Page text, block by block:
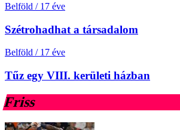
Belföld / 17 éve
Szétrohadhat a társadalom
Belföld / 17 éve
Tűz egy VIII. kerületi házban
Friss